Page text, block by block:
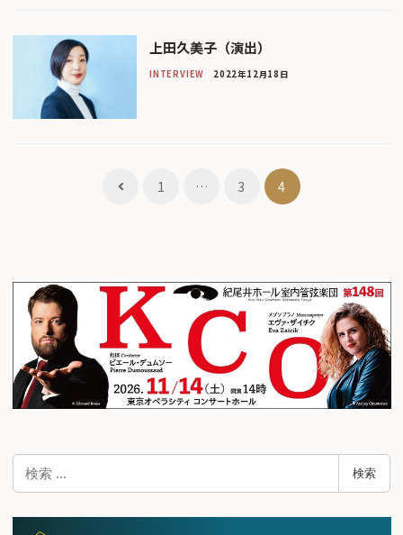
上田久美子（演出）
INTERVIEW 2022年12月18日
ゲ
ー
ョ
ン
1 … 3 4
検
検索